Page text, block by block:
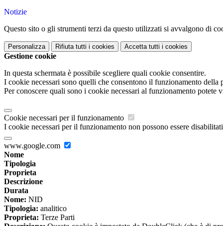
Notizie
Questo sito o gli strumenti terzi da questo utilizzati si avvalgono di
Personalizza Rifiuta tutti i cookies Accetta tutti i cookies
Gestione cookie
In questa schermata è possibile scegliere quali cookie consentire.
I cookie necessari sono quelli che consentono il funzionamento
Per conoscere quali sono i cookie necessari al funzionamento potete
Cookie necessari per il funzionamento
I cookie necessari per il funzionamento non possono essere
www.google.com
Nome
Tipologia
Proprieta
Descrizione
Durata
Nome: NID
Tipologia: analitico
Proprieta: Terze Parti